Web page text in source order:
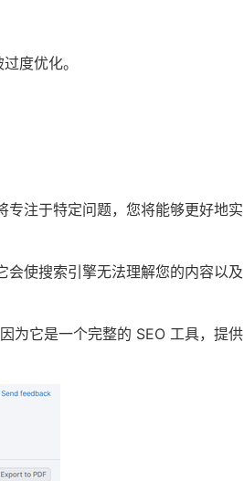
度优化。
专注于特定问题，您将能够更好地实
使搜索引擎无法理解您的内容以及
为它是一个完整的 SEO 工具，提供